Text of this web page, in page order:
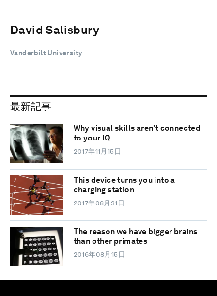
David Salisbury
Vanderbilt University
最新記事
Why visual skills aren't connected
to your IQ
2017年11月15日
This device turns you into a
charging station
2017年08月31日
The reason we have bigger brains
than other primates
2016年08月15日